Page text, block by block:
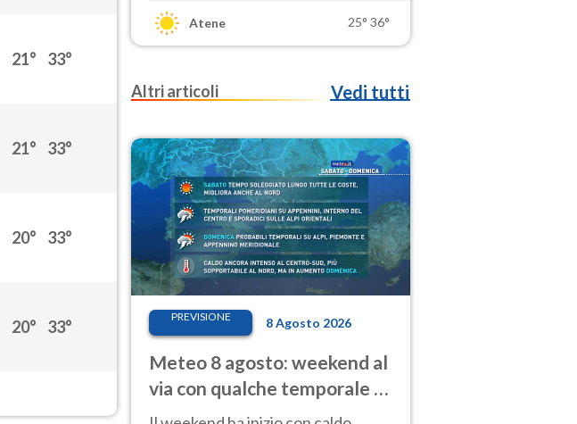
21° 33°
21° 33°
20° 33°
20° 33°
Atene 25° 36°
Altri articoli Vedi tutti
PREVISIONE 8 Agosto 2026
Meteo 8 agosto: weekend al
via con qualche temporale e
caldo estremo al Centro-Sud